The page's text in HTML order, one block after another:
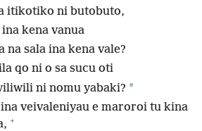
itikotiko ni butobuto,
kena vanua
na sala ina kena vale?
qo ni o sa sucu oti
ni nomu yabaki? *
veivaleniyau e maroroi tu kina
+